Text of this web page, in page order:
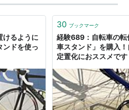
ので、是非挑戦してみて下さ…
けるように
ンドを使っ
30 ブックマーク
経験689：自転車の転
車スタンド」を購入
定置化におススメで